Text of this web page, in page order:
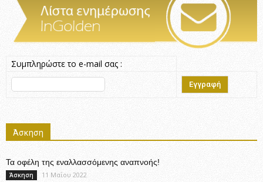
Συμπληρώστε το e-mail σας :
Άσκηση
Τα οφέλη της εναλλασσόμενης αναπνοής!
Άσκηση 11 Μαΐου 2022